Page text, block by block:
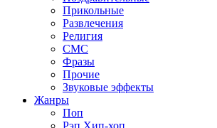
Прикольные
Развлечения
Религия
СМС
Фразы
Прочие
Звуковые эффекты
Жанры
Поп
Рэп,Хип-хоп